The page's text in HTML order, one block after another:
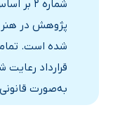
شماره
پژوهش در هنر
شده است.
قرارداد
به‌صورت